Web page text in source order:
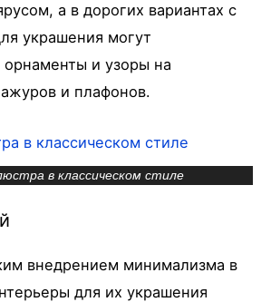
а в дорогих вариантах с
украшения могут
орнаменты и узоры на
и плафонов.
в классическом стиле
внедрением минимализма в
для их украшения